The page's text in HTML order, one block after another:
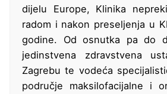
dijelu Europe, Klinika
radom i nakon preseljenja u
godine. Od osnutka pa do
jedinstvena zdravstvena
Zagrebu te vodeća
područje maksilofacijalne i